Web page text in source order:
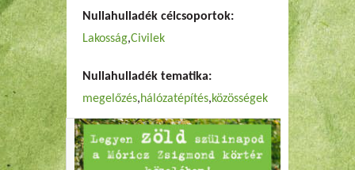
Nullahulladék célcsoportok:
Lakosság Civilek
Nullahulladék tematika:
megelőzés hálózatépítés közösségek